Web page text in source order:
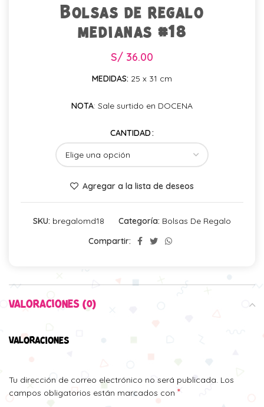
Bolsas de regalo
medianas #18
S/ 36.00
MEDIDAS: 25 x 31 cm
NOTA: Sale surtido en DOCENA
CANTIDAD
Agregar a la lista de deseos
SKU: bregalomd18 Categoría: Bolsas De Regalo
Compartir:
VALORACIONES (0)
VALORACIONES
Tu dirección de correo electrónico no será publicada. Los
campos obligatorios están marcados con *